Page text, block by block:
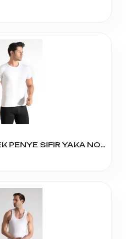
0003 SEHER ERKEK PENYE SIFIR YAKA NO:3